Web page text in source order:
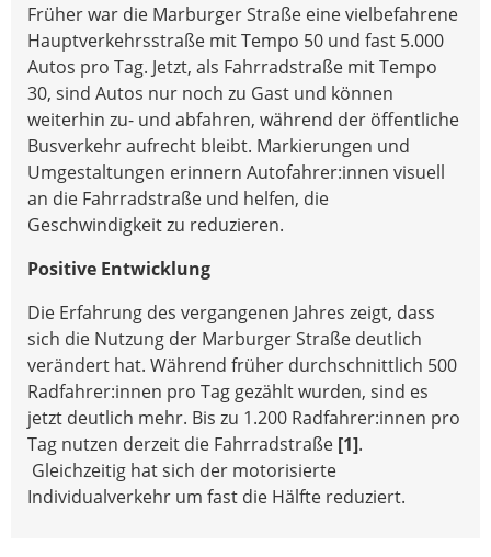
Früher war die Marburger Straße eine vielbefahrene
Hauptverkehrsstraße mit Tempo 50 und fast 5.000
Autos pro Tag. Jetzt, als Fahrradstraße mit Tempo
30, sind Autos nur noch zu Gast und können
weiterhin zu- und abfahren, während der öffentliche
Busverkehr aufrecht bleibt. Markierungen und
Umgestaltungen erinnern Autofahrer:innen visuell
an die Fahrradstraße und helfen, die
Geschwindigkeit zu reduzieren.
Positive Entwicklung
Die Erfahrung des vergangenen Jahres zeigt, dass
sich die Nutzung der Marburger Straße deutlich
verändert hat. Während früher durchschnittlich 500
Radfahrer:innen pro Tag gezählt wurden, sind es
jetzt deutlich mehr. Bis zu 1.200 Radfahrer:innen pro
Tag nutzen derzeit die Fahrradstraße [1].
Gleichzeitig hat sich der motorisierte
Individualverkehr um fast die Hälfte reduziert.